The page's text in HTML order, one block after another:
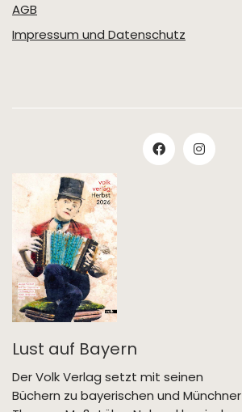
AGB
Impressum und Datenschutz
Lust auf Bayern
Der Volk Verlag setzt mit seinen
Büchern zu bayerischen und Münchner